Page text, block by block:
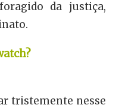
da justiça,
tristemente nesse